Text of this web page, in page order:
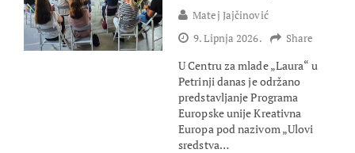
Matej Jajčinović
9. Lipnja 2026.
Share
U Centru za mlade „Laura“ u
Petrinji danas je održano
predstavljanje Programa
Europske unije Kreativna
Europa pod nazivom „Ulovi
sredstva…